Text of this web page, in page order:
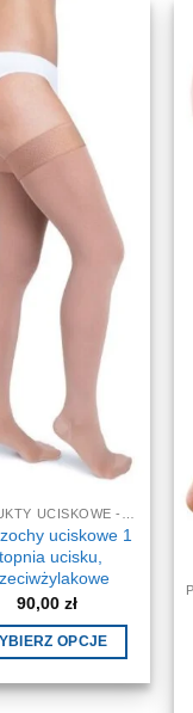
wiele
wariantów.
Opcje
można
wybrać
produktu
uciskowe 1
ucisku,
90,00 zł
OPCJE
produkt